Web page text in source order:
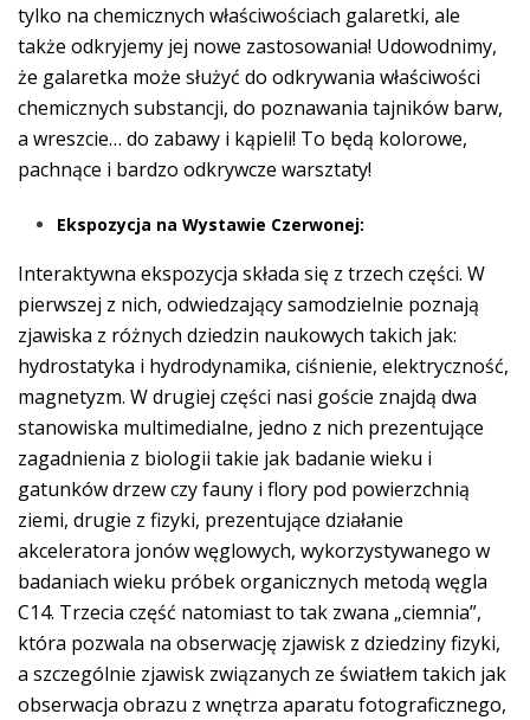
tylko na chemicznych właściwościach galaretki, ale
także odkryjemy jej nowe zastosowania! Udowodnimy,
że galaretka może służyć do odkrywania właściwości
chemicznych substancji, do poznawania tajników barw,
a wreszcie… do zabawy i kąpieli! To będą kolorowe,
pachnące i bardzo odkrywcze warsztaty!
Ekspozycja na Wystawie Czerwonej:
Interaktywna ekspozycja składa się z trzech części. W
pierwszej z nich, odwiedzający samodzielnie poznają
zjawiska z różnych dziedzin naukowych takich jak:
hydrostatyka i hydrodynamika, ciśnienie, elektryczność,
magnetyzm. W drugiej części nasi goście znajdą dwa
stanowiska multimedialne, jedno z nich prezentujące
zagadnienia z biologii takie jak badanie wieku i
gatunków drzew czy fauny i flory pod powierzchnią
ziemi, drugie z fizyki, prezentujące działanie
akceleratora jonów węglowych, wykorzystywanego w
badaniach wieku próbek organicznych metodą węgla
C14. Trzecia część natomiast to tak zwana „ciemnia”,
która pozwala na obserwację zjawisk z dziedziny fizyki,
a szczególnie zjawisk związanych ze światłem takich jak
obserwacja obrazu z wnętrza aparatu fotograficznego,